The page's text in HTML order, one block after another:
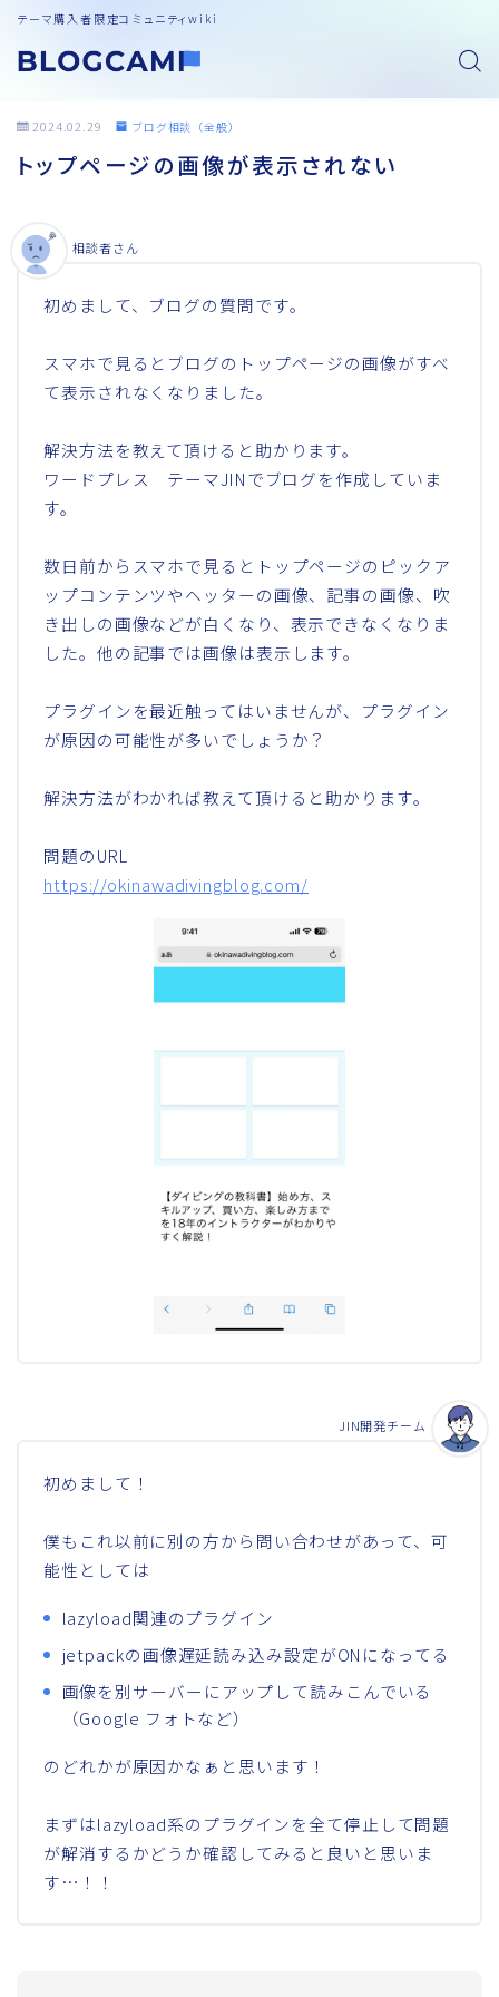
テーマ購入者限定コミュニティwiki
2024.02.29 ブログ相談（全般）
トップページの画像が表示されない
初めまして、ブログの質問です。
スマホで見るとブログのトップページの画像がすべ
て表示されなくなりました。
解決方法を教えて頂けると助かります。
ワードプレス テーマJINでブログを作成していま
す。
数日前からスマホで見るとトップページのピックア
ップコンテンツやヘッターの画像、記事の画像、吹
き出しの画像などが白くなり、表示できなくなりま
した。他の記事では画像は表示します。
プラグインを最近触ってはいませんが、プラグイン
が原因の可能性が多いでしょうか？
解決方法がわかれば教えて頂けると助かります。
問題のURL
https://okinawadivingblog.com/
相談者さん
初めまして！
僕もこれ以前に別の方から問い合わせがあって、可
能性としては
lazyload関連のプラグイン
jetpackの画像遅延読み込み設定がONになってる
画像を別サーバーにアップして読みこんでいる
（Google フォトなど）
のどれかが原因かなぁと思います！
まずはlazyload系のプラグインを全て停止して問題
が解消するかどうか確認してみると良いと思いま
す…！！
JIN開発チーム